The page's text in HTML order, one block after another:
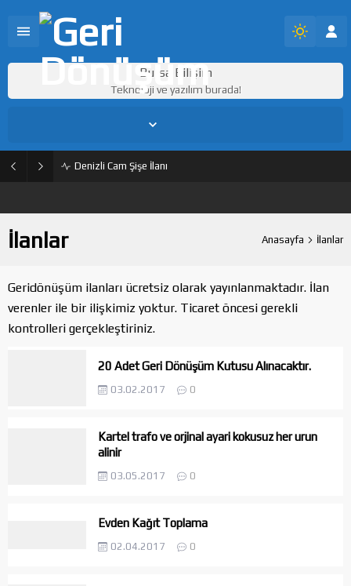
Denizli Cam Şişe İlanı
Bursa Bilişim
Teknoloji ve yazılım burada!
İlanlar Anasayfa İlanlar
Geridönüşüm ilanları ücretsiz olarak yayınlanmaktadır. İlan
verenler ile bir ilişkimiz yoktur. Ticaret öncesi gerekli
kontrolleri gerçekleştiriniz.
20 Adet Geri Dönüşüm Kutusu Alınacaktır.
03.02.2017 0
Kartel trafo ve orjinal ayari kokusuz her urun
alinir
03.05.2017 0
Evden Kağıt Toplama
02.04.2017 0